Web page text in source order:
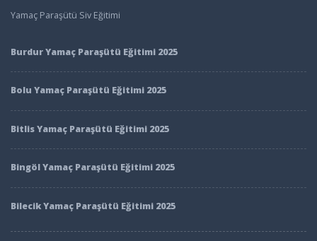
Yamaç Paraşütü Siv Eğitimi
Burdur Yamaç Paraşütü Eğitimi 2025
Bolu Yamaç Paraşütü Eğitimi 2025
Bitlis Yamaç Paraşütü Eğitimi 2025
Bingöl Yamaç Paraşütü Eğitimi 2025
Bilecik Yamaç Paraşütü Eğitimi 2025